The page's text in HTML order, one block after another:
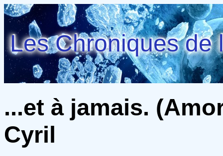
Les Chroniques de
...et à jamais.
Cyril